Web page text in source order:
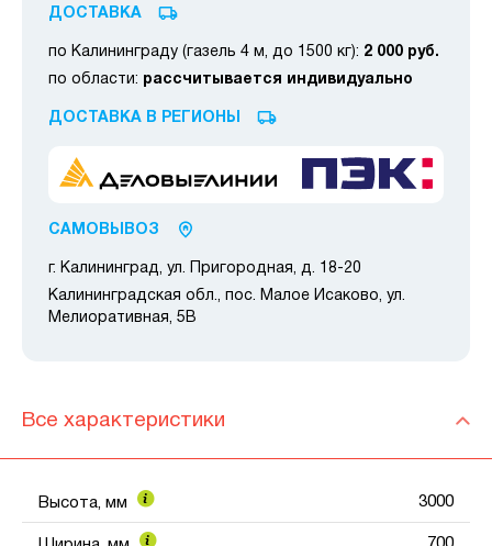
ДОСТАВКА
по Калининграду (газель 4 м, до 1500 кг): 2 000 руб.
по области: рассчитывается индивидуально
ДОСТАВКА В РЕГИОНЫ
САМОВЫВОЗ
г. Калининград, ул. Пригородная, д. 18-20
Калининградская обл., пос. Малое Исаково, ул.
Мелиоративная, 5В
Все характеристики
Высота, мм 3000